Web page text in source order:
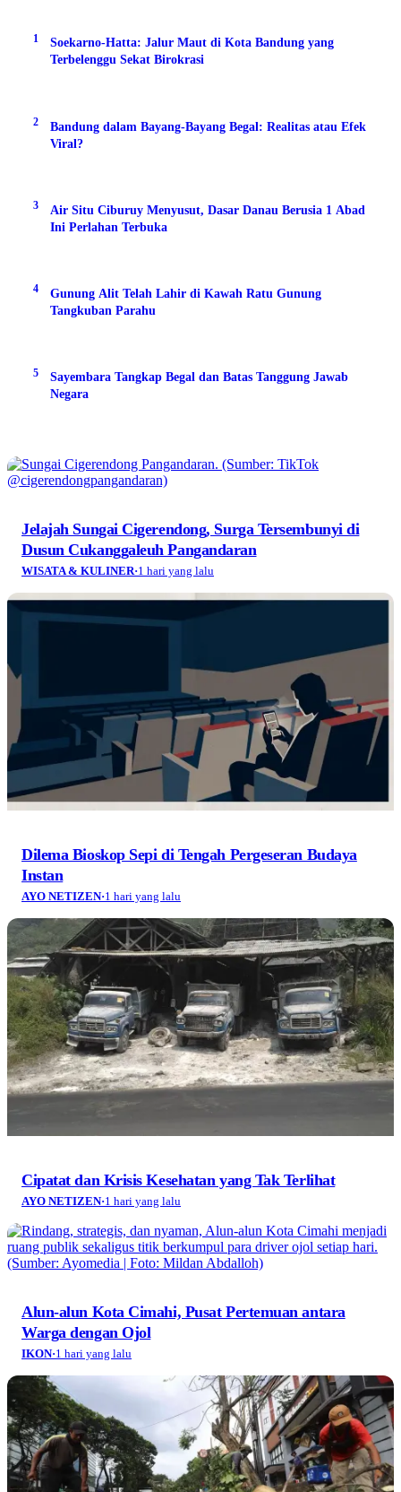
1
Soekarno-Hatta: Jalur Maut di Kota Bandung yang
Terbelenggu Sekat Birokrasi
2
Bandung dalam Bayang-Bayang Begal: Realitas atau Efek
Viral?
3
Air Situ Ciburuy Menyusut, Dasar Danau Berusia 1 Abad
Ini Perlahan Terbuka
4
Gunung Alit Telah Lahir di Kawah Ratu Gunung
Tangkuban Parahu
5
Sayembara Tangkap Begal dan Batas Tanggung Jawab
Negara
Jelajah Sungai Cigerendong, Surga Tersembunyi di
Dusun Cukanggaleuh Pangandaran
WISATA & KULINER·1 hari yang lalu
Dilema Bioskop Sepi di Tengah Pergeseran Budaya
Instan
AYO NETIZEN·1 hari yang lalu
Cipatat dan Krisis Kesehatan yang Tak Terlihat
AYO NETIZEN·1 hari yang lalu
Alun-alun Kota Cimahi, Pusat Pertemuan antara
Warga dengan Ojol
IKON·1 hari yang lalu